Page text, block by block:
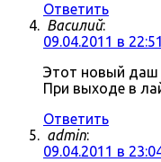
Ответить
Василий:
09.04.2011 в 22:51
Этот новый даш
При выходе в
Ответить
admin:
09.04.2011 в